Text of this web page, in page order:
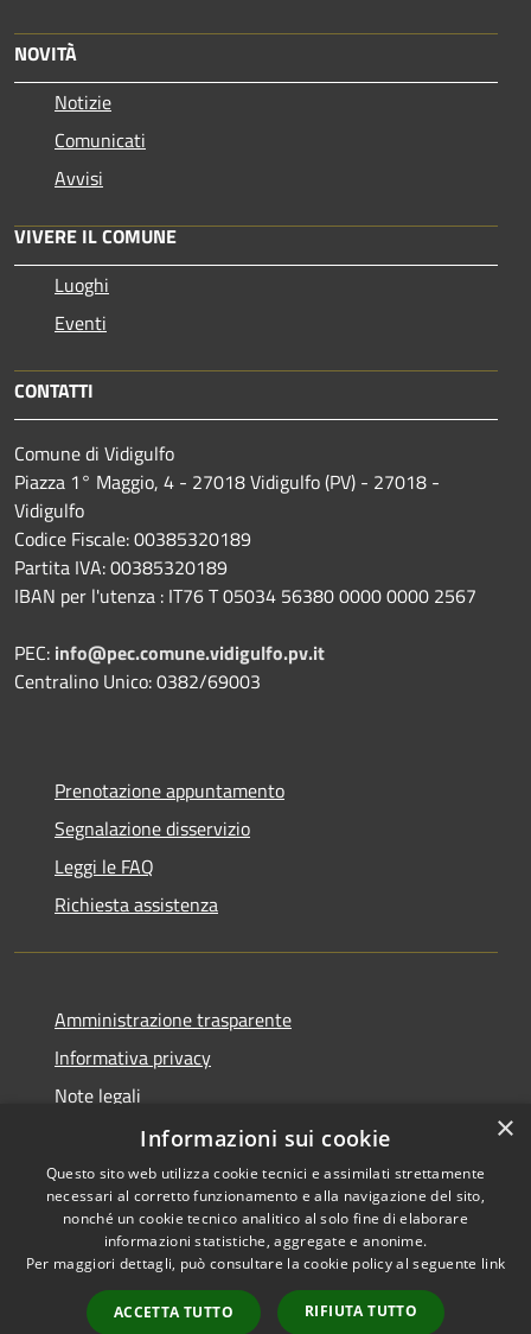
NOVITÀ
Notizie
Comunicati
Avvisi
VIVERE IL COMUNE
Luoghi
Eventi
CONTATTI
Comune di Vidigulfo
Piazza 1° Maggio, 4 - 27018 Vidigulfo (PV) - 27018 -
Vidigulfo
Codice Fiscale: 00385320189
Partita IVA: 00385320189
IBAN per l'utenza : IT76 T 05034 56380 0000 0000 2567
PEC: info@pec.comune.vidigulfo.pv.it
Centralino Unico: 0382/69003
Prenotazione appuntamento
Segnalazione disservizio
Leggi le FAQ
Richiesta assistenza
Amministrazione trasparente
Informativa privacy
Note legali
Dichiarazione di accessibilità
RSS
Accessibilità
Copyright © 2026 • Comune di
Municipium•
Accesso
×
Informazioni sui cookie
Questo sito web utilizza cookie tecnici e assimilati strettamente
necessari al corretto funzionamento e alla navigazione del sito,
nonché un cookie tecnico analitico al solo fine di elaborare
informazioni statistiche, aggregate e anonime.
Per maggiori dettagli, può consultare la cookie policy al seguente link
ACCETTA TUTTO RIFIUTA TUTTO